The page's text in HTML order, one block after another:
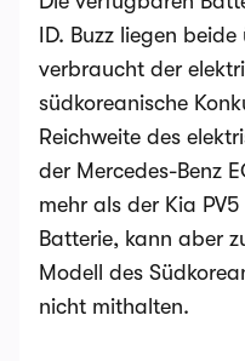
ID. Buzz liegen
verbraucht der
südkoreanische
Reichweite des
der Mercedes-Benz
mehr als der Kia
Batterie, kann aber
Modell des
nicht mithalten.